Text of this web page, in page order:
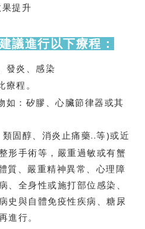
提升
議進行以下療程：
發炎、感染
程。
如：矽膠、心臟節律器或其
固醇、消炎止痛藥..等)或近
形手術等，嚴重過敏或有蟹
質、嚴重精神異常、心理障
、全身性或施打部位感染、
史與自體免疫性疾病、糖尿
進行。